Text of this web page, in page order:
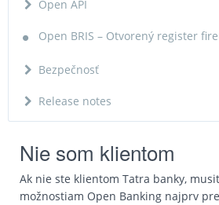
Open API
Open BRIS – Otvorený register
Bezpečnosť
Release notes
Nie som klientom
Ak nie ste klientom Tatra banky,
možnostiam Open Banking najprv